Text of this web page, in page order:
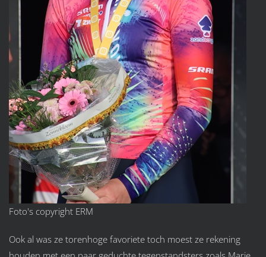
Foto's copyright ERM
Ook al was ze torenhoge favoriete toch moest ze rekening